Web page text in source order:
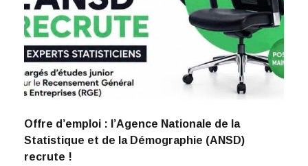
Offre d’emploi : l’Agence Nationale de la
Statistique et de la Démographie (ANSD)
recrute !